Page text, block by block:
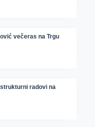
večeras na Trgu
radovi na